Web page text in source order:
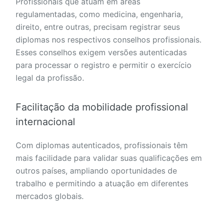
regulamentadas, como medicina, engenharia,
direito, entre outras, precisam registrar seus
diplomas nos respectivos conselhos profissionais.
Esses conselhos exigem versões autenticadas
para processar o registro e permitir o exercício
legal da profissão.
Facilitação da mobilidade profissional
internacional
Com diplomas autenticados, profissionais têm
mais facilidade para validar suas qualificações em
outros países, ampliando oportunidades de
trabalho e permitindo a atuação em diferentes
mercados globais.